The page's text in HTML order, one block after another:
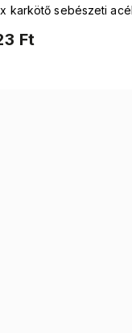
Ft
karkötő sebészeti